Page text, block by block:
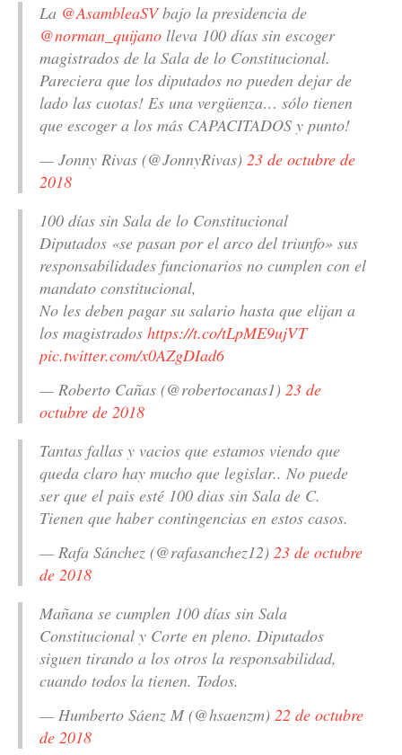
La @AsambleaSVbajo la presidencia de
@norman_quijano lleva 100 días sin escoger
magistrados de la Sala de lo Constitucional.
Pareciera que los diputados no pueden dejar de
lado las cuotas! Es una vergüenza… sólo tienen
que escoger a los más CAPACITADOS y punto!
— Jonny Rivas (@JonnyRivas) 23 de octubre de
2018
100 días sin Sala de lo Constitucional
Diputados «se pasan por el arco del triunfo» sus
responsabilidades funcionarios no cumplen con el
mandato constitucional,
No les deben pagar su salario hasta que elijan a
los magistrados https://t.co/tLpME9ujVT
pic.twitter.com/x0AZgDIad6
— Roberto Cañas (@robertocanas1) 23 de
octubre de 2018
Tantas fallas y vacios que estamos viendo que
queda claro hay mucho que legislar.. No puede
ser que el pais esté 100 dias sin Sala de C.
Tienen que haber contingencias en estos casos.
— Rafa Sánchez (@rafasanchez12) 23 de octubre
de 2018
Mañana se cumplen 100 días sin Sala
Constitucional y Corte en pleno. Diputados
siguen tirando a los otros la responsabilidad,
cuando todos la tienen. Todos.
— Humberto Sáenz M (@hsaenzm) 22 de octubre
de 2018